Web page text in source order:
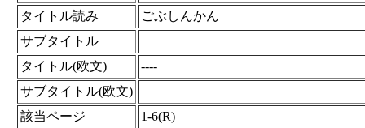
タイトル読み
ごぶしんかん
サブタイトル
タイトル(欧文)
----
サブタイトル(欧文)
該当ページ
1-6(R)